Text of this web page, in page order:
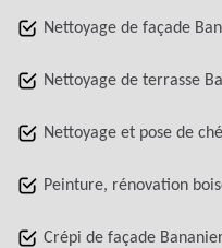
Nettoyage de façade
Nettoyage de terrasse
Nettoyage et pose de
Peinture, rénovation
Crépi de façade